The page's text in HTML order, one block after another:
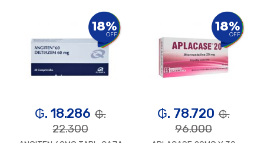
18%
OFF
₲. 18.286 ₲.
22.300
18%
OFF
₲. 78.720 ₲.
96.000